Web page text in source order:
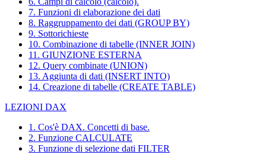
7. Funzioni di elaborazione dei dati
8. Raggruppamento dei dati (GROUP BY)
9. Sottorichieste
10. Combinazione di tabelle (INNER JOIN)
11. GIUNZIONE ESTERNA
12. Query combinate (UNION)
13. Aggiunta di dati (INSERT INTO)
14. Creazione di tabelle (CREATE TABLE)
LEZIONI DAX
1. Cos'è DAX. Concetti di base.
2. Funzione CALCULATE
3. Funzione di selezione dati FILTER